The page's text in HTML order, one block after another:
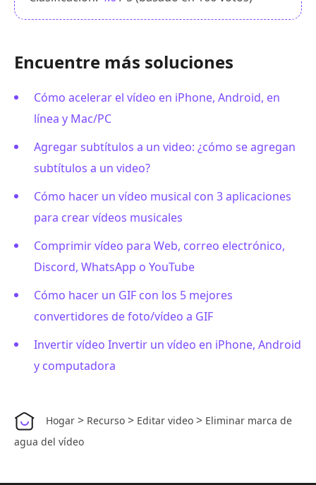
Encuentre más soluciones
Cómo acelerar el vídeo en iPhone, Android, en
línea y Mac/PC
Agregar subtítulos a un video: ¿cómo se agregan
subtítulos a un video?
Cómo hacer un vídeo musical con 3 aplicaciones
para crear vídeos musicales
Comprimir vídeo para Web, correo electrónico,
Discord, WhatsApp o YouTube
Cómo hacer un GIF con los 5 mejores
convertidores de foto/vídeo a GIF
Invertir vídeo Invertir un vídeo en iPhone, Android
y computadora
Hogar > Recurso > Editar video > Eliminar marca de
agua del vídeo